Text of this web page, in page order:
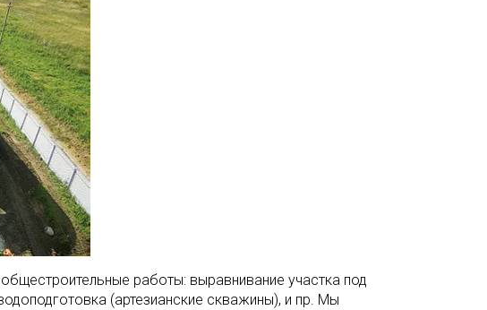
работы: выравнивание участка под
(артезианские скважины), и пр. Мы